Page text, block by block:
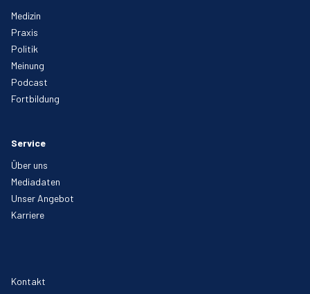
Medizin
Praxis
Politik
Meinung
Podcast
Fortbildung
Service
Über uns
Mediadaten
Unser Angebot
Karriere
Kontakt